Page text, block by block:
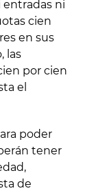
entradas ni
cien
en sus
las
por cien
el
poder
tener
de